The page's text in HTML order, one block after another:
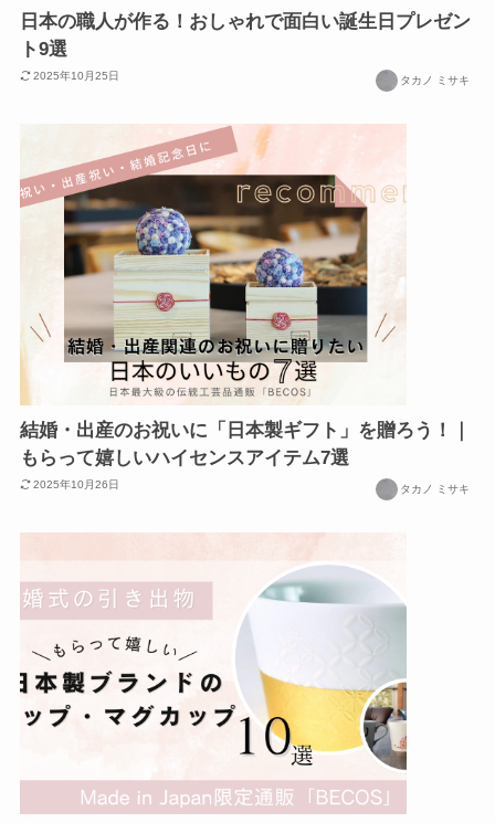
日本の職人が作る！おしゃれで面白い誕生日プレゼン
ト9選
2025年10月25日 タカノ ミサキ
結婚・出産のお祝いに「日本製ギフト」を贈ろう！｜
もらって嬉しいハイセンスアイテム7選
2025年10月26日 タカノ ミサキ